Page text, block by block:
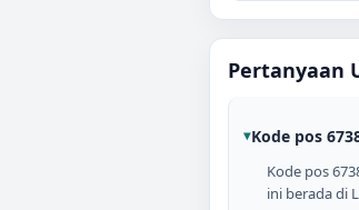
Pertanyaan
Kode pos
Kode pos
ini berada di